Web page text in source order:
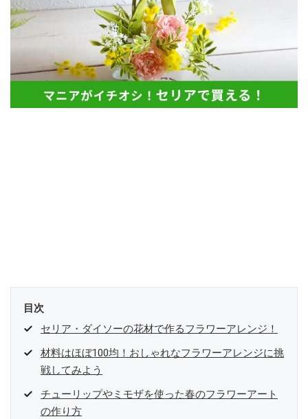
目次
セリア・ダイソーの花材で作るフラワーアレンジ！
材料はほぼ100均！おしゃれなフラワーアレンジに挑
戦してみよう
チューリップやミモザを使った春のフラワーアート
の作り方